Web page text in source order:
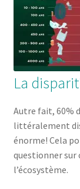
La
Autre fait, 60%
littéralement
énorme! Cela
questionner
l’écosystème.